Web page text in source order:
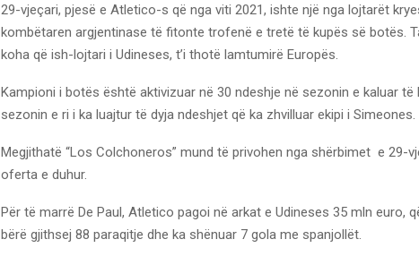
29-vjeçari, pjesë e Atletico-s që nga viti 2021, ishte një nga lojtarët
kombëtaren argjentinase të fitonte trofenë e tretë të kupës së botës.
koha që ish-lojtari i Udineses, t’i thotë lamtumirë Europës.
Kampioni i botës është aktivizuar në 30 ndeshje në sezonin e kaluar të
sezonin e ri i ka luajtur të dyja ndeshjet që ka zhvilluar ekipi i Simeones.
Megjithatë “Los Colchoneros” mund të privohen nga shërbimet e 29-
oferta e duhur.
Për të marrë De Paul, Atletico pagoi në arkat e Udineses 35 mln euro,
bërë gjithsej 88 paraqitje dhe ka shënuar 7 gola me spanjollët.